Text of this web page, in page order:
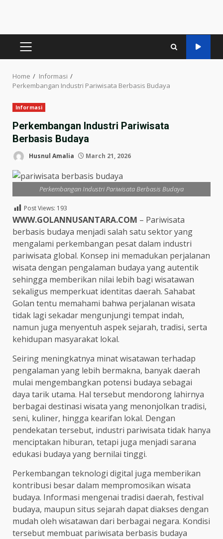
PRIMARY
Home
Informasi
Perkembangan Industri Pariwisata Berbasis Budaya
Informasi
Perkembangan Industri Pariwisata
Berbasis Budaya
Husnul Amalia March 21, 2026
Perkembangan Industri Pariwisata Berbasis Budaya
Post Views: 193
WWW.GOLANNUSANTARA.COM – Pariwisata
berbasis budaya menjadi salah satu sektor yang
mengalami perkembangan pesat dalam industri
pariwisata global. Konsep ini memadukan perjalanan
wisata dengan pengalaman budaya yang autentik
sehingga memberikan nilai lebih bagi wisatawan
sekaligus memperkuat identitas daerah. Sahabat
Golan tentu memahami bahwa perjalanan wisata
tidak lagi sekadar mengunjungi tempat indah,
namun juga menyentuh aspek sejarah, tradisi, serta
kehidupan masyarakat lokal.
Seiring meningkatnya minat wisatawan terhadap
pengalaman yang lebih bermakna, banyak daerah
mulai mengembangkan potensi budaya sebagai
daya tarik utama. Hal tersebut mendorong lahirnya
berbagai destinasi wisata yang menonjolkan tradisi,
seni, kuliner, hingga kearifan lokal. Dengan
pendekatan tersebut, industri pariwisata tidak hanya
menciptakan hiburan, tetapi juga menjadi sarana
edukasi budaya yang bernilai tinggi.
Perkembangan teknologi digital juga memberikan
kontribusi besar dalam mempromosikan wisata
budaya. Informasi mengenai tradisi daerah, festival
budaya, maupun situs sejarah dapat diakses dengan
mudah oleh wisatawan dari berbagai negara. Kondisi
tersebut membuat pariwisata berbasis budaya